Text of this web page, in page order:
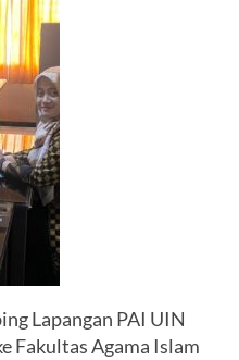
Lapangan PAI UIN
Fakultas Agama Islam